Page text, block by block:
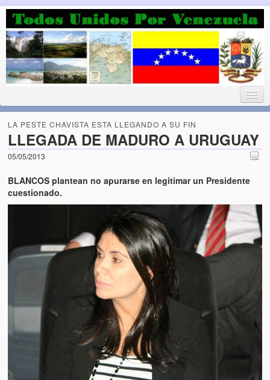
Luchando por la Democracia
Fuera el chavismo, la peor peste que le ha caido a esta tierra
Home
¡Bienvenido!
Todos Unidos por Venezuela te da la bienvenida a éste nuestro
Blog. (Todos Unidos por Venezuela welcomes you to our Blog)
Acerca de este blog (About this Blog)
El Tipo y los Rojos en Los Teques (The Jerk and the Reds in
Teques)
Hablé con Chavistas (I spoke with chavistas)
La burla del Chavez “tan amante de los niños” (The mockery of
Chavez “such a children lover”)
LA PESTE CHAVISTA ESTA LLEGANDO A SU FIN
LLEGADA DE MADURO A URUGUAY
05/05/2013
BLANCOS plantean no apurarse en legitimar un Presidente
cuestionado.